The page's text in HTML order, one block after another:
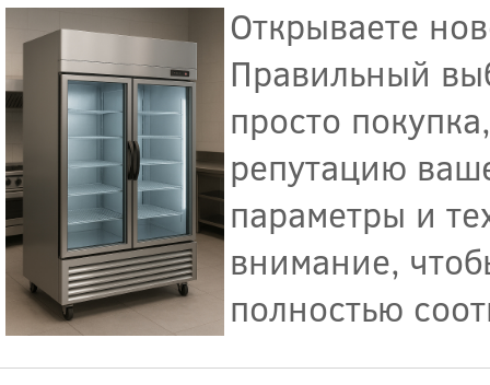
Открываете
Правильный
просто
репутацию
параметры и
внимание,
полностью